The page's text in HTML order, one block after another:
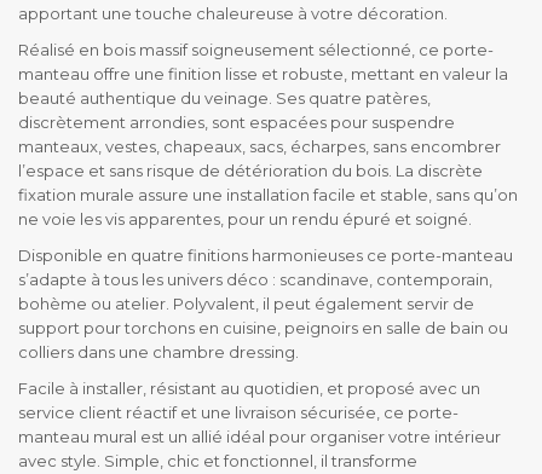
apportant une touche chaleureuse à votre décoration.
Réalisé en bois massif soigneusement sélectionné, ce porte-
manteau offre une finition lisse et robuste, mettant en valeur la
beauté authentique du veinage. Ses quatre patères,
discrètement arrondies, sont espacées pour suspendre
manteaux, vestes, chapeaux, sacs, écharpes, sans encombrer
l’espace et sans risque de détérioration du bois. La discrète
fixation murale assure une installation facile et stable, sans qu’on
ne voie les vis apparentes, pour un rendu épuré et soigné.
Disponible en quatre finitions harmonieuses ce porte-manteau
s’adapte à tous les univers déco : scandinave, contemporain,
bohème ou atelier. Polyvalent, il peut également servir de
support pour torchons en cuisine, peignoirs en salle de bain ou
colliers dans une chambre dressing.
Facile à installer, résistant au quotidien, et proposé avec un
service client réactif et une livraison sécurisée, ce porte-
manteau mural est un allié idéal pour organiser votre intérieur
avec style. Simple, chic et fonctionnel, il transforme